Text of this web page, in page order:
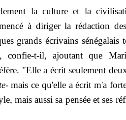
la culture et la
à diriger la rédaction
grands écrivains
confie-t-il, ajoutant que
"Elle a écrit seulement
- mais ce qu'elle a écrit m'a
mais aussi sa pensée et ses